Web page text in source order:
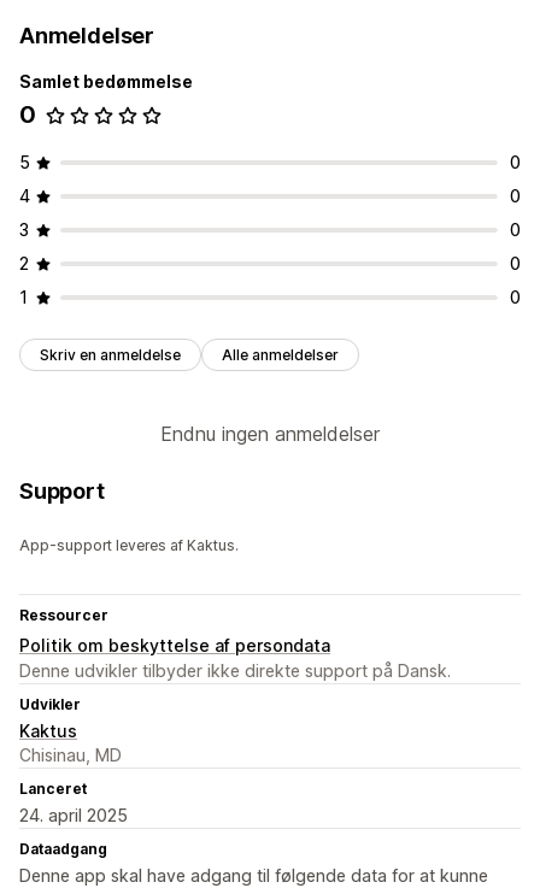
Anmeldelser
Samlet bedømmelse
0
5
0
4
0
3
0
2
0
1
0
Skriv en anmeldelse Alle anmeldelser
Endnu ingen anmeldelser
Support
App-support leveres af Kaktus.
Ressourcer
Politik om beskyttelse af persondata
Denne udvikler tilbyder ikke direkte support på Dansk.
Udvikler
Kaktus
Chisinau, MD
Lanceret
24. april 2025
Dataadgang
Denne app skal have adgang til følgende data for at kunne